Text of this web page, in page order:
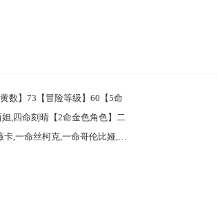
利亚,温迪,迪希雅,刻晴,迪卢克,
空之傲,天空之翼
,四命刻晴【2命金色角色】二
,一命丝柯克,一命哥伦比娅,一
0命金色角色】爱可菲,梦见
,林尼,艾尔海森,赛诺,夜兰,申
,可莉,温迪【2精武器】天空之